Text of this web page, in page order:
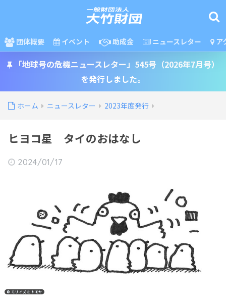
団体概要 イベント 助成金 ニュースレター ア
「地球号の危機ニュースレター」545号（2026年7月号）
を発行しました。
ホーム ニュースレター 2023年度発行
ヒヨコ星 タイのおはなし
2024/01/17
© モリイズミトモヤ